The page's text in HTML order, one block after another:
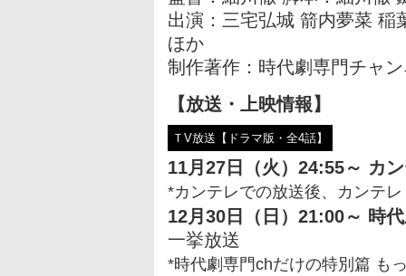
出演：三宅弘城 箭内夢菜 稲
ほか
制作著作：時代劇専門チャ
【放送・上映情報】
ＴV放送【ドラマ版・全4話】
11月27日（火）24:55～ カ
*カンテレでの放送後、カンテ
12月30日（日）21:00～ 時
一挙放送
*時代劇専門chだけの特別篇 も